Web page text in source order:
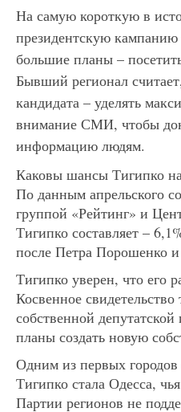
На самую короткую в
президентскую
большие планы –
Бывший регионал
кандидата – уделять
внимание СМИ, чтобы
информацию людям.
Каковы шансы Тигипко
По данным апрельского
группой «Рейтинг» и
Тигипко составляет –
после Петра Порошенко
Тигипко уверен, что его
Косвенное
собственной
планы создать новую
Одним из первых
Тигипко стала Одесса,
Партии регионов не